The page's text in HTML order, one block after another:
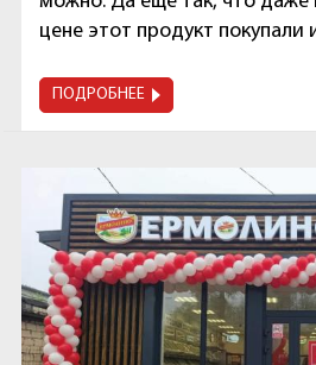
цене этот продукт покупали
ПОДРОБНЕЕ